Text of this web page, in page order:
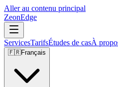
Aller au contenu principal
ZeonEdge
ServicesTarifsÉtudes de casÀ
🇫🇷Français